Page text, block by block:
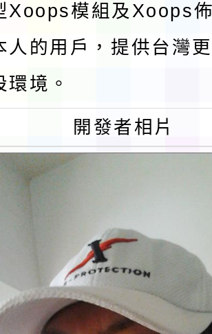
（防空）演習－
練執行計畫」
年金融知識線上
115學年度第1學
招考代課鐘點教
再辦理後續甄選)
桃園市115學年
要點」1份
115學年度學生
排一案
園市補助參觀特色
活動實施計畫」
Xoops模組及Xoops
人的用戶，提供台灣
境。
開發者相片